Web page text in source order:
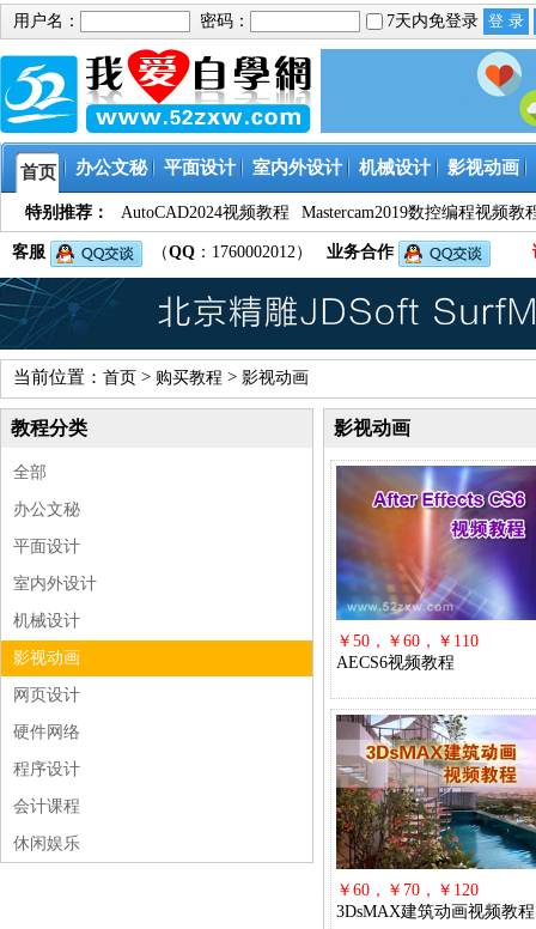
用户名： 密码： 7天内免登录
首页 办公文秘 平面设计 室内外设计 机械设计 影视动画
特别推荐： AutoCAD2024视频教程 Mastercam2019数控编程视频教
客服 （QQ ：1760002012） 业务合作
当前位置： 首页 > 购买教程 > 影视动画
教程分类
全部
办公文秘
平面设计
室内外设计
机械设计
影视动画
网页设计
硬件网络
程序设计
会计课程
休闲娱乐
影视动画
￥50，￥60，￥110
AECS6视频教程
￥60，￥70，￥120
3DsMAX建筑动画视频教程